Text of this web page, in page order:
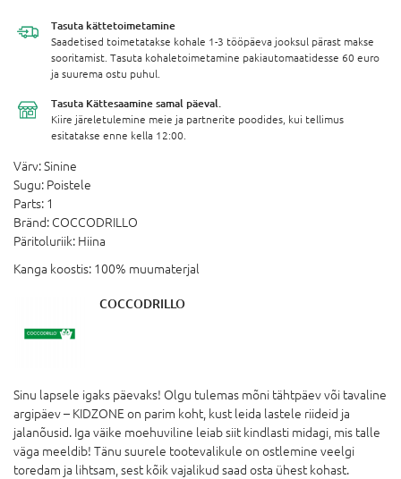
Tasuta kättetoimetamine
Saadetised toimetatakse kohale 1-3 tööpäeva jooksul pärast makse
sooritamist. Tasuta kohaletoimetamine pakiautomaatidesse 60 euro
ja suurema ostu puhul.
Tasuta Kättesaamine samal päeval.
Kiire järeletulemine meie ja partnerite poodides, kui tellimus
esitatakse enne kella 12:00.
Värv:Sinine
Sugu: Poistele
Parts: 1
Bränd: COCCODRILLO
Päritoluriik: Hiina
Kanga koostis: 100% muumaterjal
COCCODRILLO
Sinu lapsele igaks päevaks! Olgu tulemas mõni tähtpäev või tavaline
argipäev – KIDZONE on parim koht, kust leida lastele riideid ja
jalanõusid. Iga väike moehuviline leiab siit kindlasti midagi, mis talle
väga meeldib! Tänu suurele tootevalikule on ostlemine veelgi
toredam ja lihtsam, sest kõik vajalikud saad osta ühest kohast.